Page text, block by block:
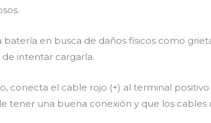
en busca de daños físicos como
intentar cargarla.
conecta el cable rojo (+) al terminal
tener una buena conexión y que los